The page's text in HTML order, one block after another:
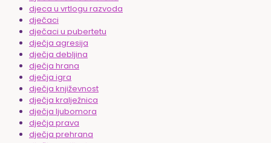
djeca u vrtlogu razvoda
dječaci
dječaci u pubertetu
dječja agresija
dječja debljina
dječja hrana
dječja igra
dječja književnost
dječja kralježnica
dječja ljubomora
dječja prava
dječja prehrana